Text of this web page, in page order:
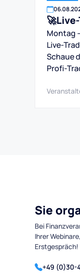
06.08.
Montag
Live-
Schaue
Profi-
Sie
Bei
Ihrer
Erstgespräch!
+49 (0)30-